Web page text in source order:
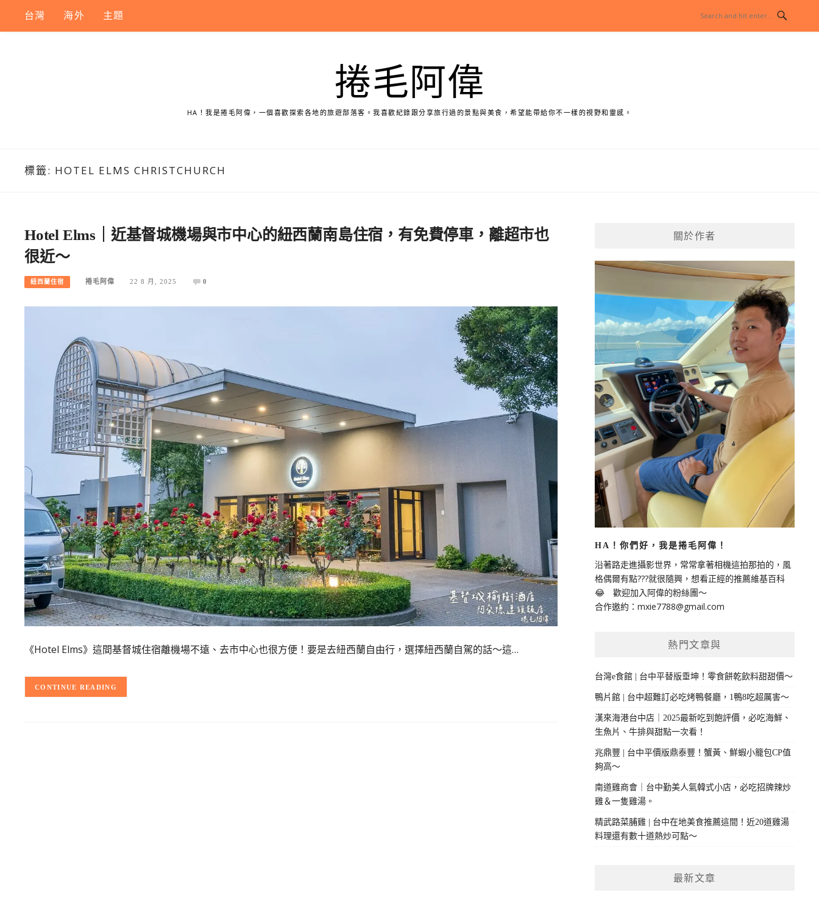
content
台灣 海外 主題
捲毛阿偉
HA！我是捲毛阿偉，一個喜歡探索各地的旅遊部落客。我喜歡紀錄跟分享旅行過的景點與美食，希望能帶給你不一樣的視野和靈感。
標籤: HOTEL ELMS CHRISTCHURCH
Hotel Elms｜近基督城機場與市中心的紐西蘭南島住宿，有免費停車，離超市也
很近～
紐西蘭住宿 捲毛阿偉 22 8 月, 2025 0
《Hotel Elms》這間基督城住宿離機場不遠、去市中心也很方便！要是去紐西蘭自由行，選擇紐西蘭自駕的話～這…
CONTINUE READING
關於作者
HA！你們好，我是捲毛阿偉！
沿著路走進攝影世界，常常拿著相機這拍那拍的，風
格偶爾有點???就很隨興，想看正經的推薦維基百科
😂 歡迎加入阿偉的粉絲團～
合作邀約： mxie7788@gmail.com
熱門文章與
台灣e食館 | 台中平替版垂坤！零食餅乾飲料甜甜價～
鴨片館 | 台中超難訂必吃烤鴨餐廳，1鴨8吃超厲害～
漢來海港台中店｜2025最新吃到飽評價，必吃海鮮、
生魚片、牛排與甜點一次看！
兆鼎豐 | 台中平價版鼎泰豐！蟹黃、鮮蝦小籠包CP值
夠高～
南道雞商會｜台中勤美人氣韓式小店，必吃招牌辣炒
雞＆一隻雞湯。
精武路菜脯雞 | 台中在地美食推薦這間！近20道雞湯
料理還有數十道熱炒可點～
最新文章